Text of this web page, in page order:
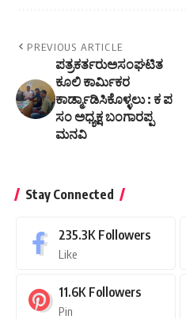
PREVIOUS ARTICLE
ಪತ್ರಕರ್ತರುಅಸಂಘಟಿತ
ಕೂಲಿ ಕಾರ್ಮಿಕರ
ಕಾರ್ಡ್ಮಾಡಿಸಿಕೊಳ್ಳಲು : ಕ ಪ
ಸಂ ಅಧ್ಯಕ್ಷ ಬಂಗಾರಪ್ಪ
ಮನವಿ
Stay Connected
235.3K Followers
Like
11.6K Followers
Pin